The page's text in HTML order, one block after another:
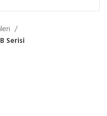
Serisi